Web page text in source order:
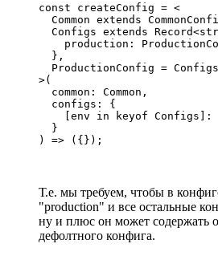
const createConfig = <
Common extends
Configs extends
production:
  },
ProductionConfig =
>(
  common: Common,
  configs: {
[env in keyof Configs]:
  }
) => ({});
Т.е. мы требуем, чтобы в
"production" и все остальные
ну и плюс он может содержать
дефолтного конфига.